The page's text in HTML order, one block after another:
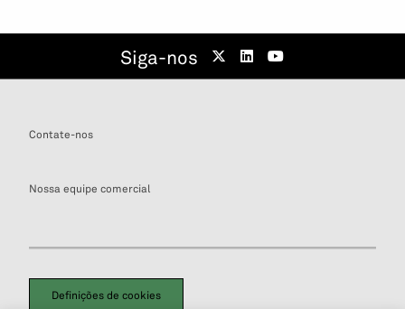
Siga-nos
Contate-nos
Nossa equipe comercial
Definições de cookies